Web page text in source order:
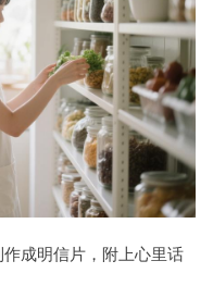
成明信片，附上心里话